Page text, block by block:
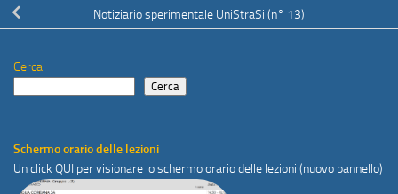
Notiziario sperimentale UniStraSi (n° 13)
Cerca
Cerca
Schermo orario delle lezioni
Un click QUI per visionare lo schermo orario delle lezioni (nuovo pannello)